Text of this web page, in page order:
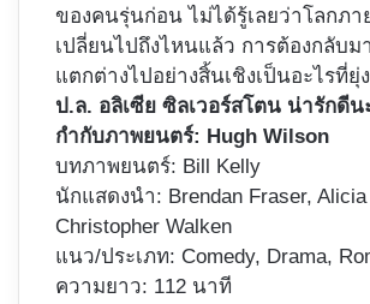
ของคนรุ่นก่อน ไม่ได้รู้เลยว่าโลกภา
เปลี่ยนไปถึงไหนแล้ว การต้องกลับม
แตกต่างไปอย่างสิ้นเชิงเป็นอะไรที่ยุ่
ป.ล. อลิเซีย ซิลเวอร์สโตน น่ารักดีน
กำกับภาพยนตร์: Hugh Wilson
บทภาพยนตร์: Bill Kelly
นักแสดงนำ: Brendan Fraser,
Christopher Walken
แนว/ประเภท: Comedy, Drama,
ความยาว: 112 นาที